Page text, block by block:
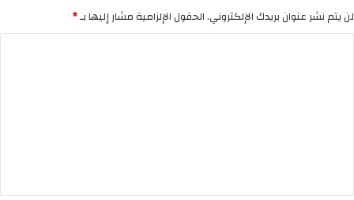
لن يتم نشر عنوان بريدك الإلكتروني.الحقول الإلزامية مشار إليها بـ*